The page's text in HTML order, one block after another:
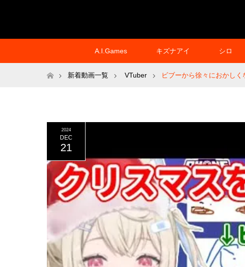
A.I.Games キズナアイ シロ
ホーム新着動画一覧 VTuber ビブーから徐々におかし
2024
DEC
21